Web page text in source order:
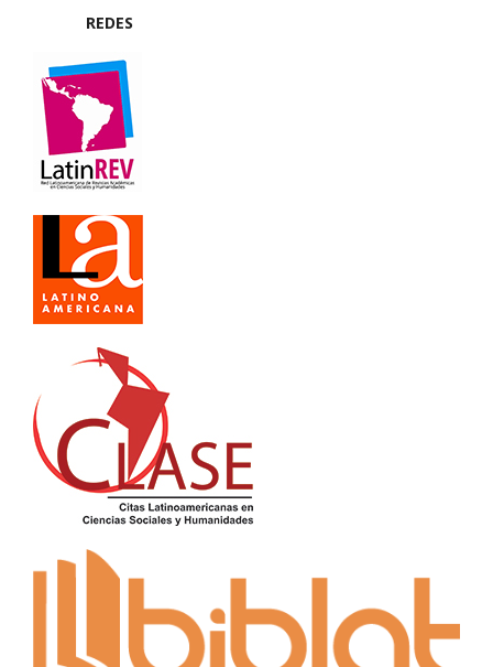
REDES